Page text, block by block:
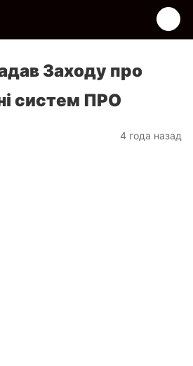
Заходу про
систем ПРО
4 года назад